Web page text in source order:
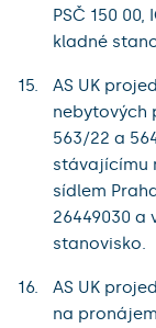
PSČ 150
kladné
AS UK
nebytových
563/22 a
stávajícímu
sídlem
26449030 a
stanovisko.
AS UK
na